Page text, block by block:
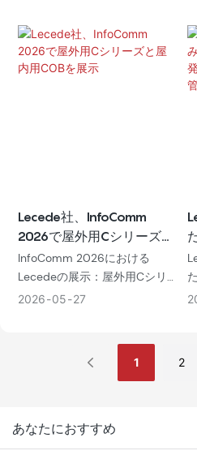
Lecede社、InfoComm
2026で屋外用Cシリーズと
屋内用COBを展示
InfoComm 2026における
Lecedeの展示：屋外用Cシリ
ーズ（最大12,000ニット、
州の高速道路看板、ファーゴ
オンサイトエンジニア対応、5
2026 05 27
1 2
あなたにおすすめ